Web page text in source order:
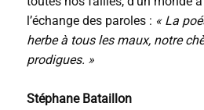
l’échange des paroles : « La
herbe à tous les maux, notre
prodigues. »
Stéphane Bataillon